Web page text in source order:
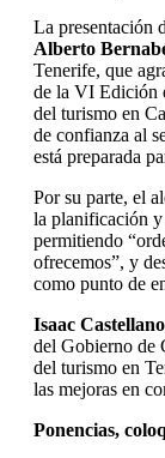
La presentación
Alberto
Tenerife, que
de la VI Edición
del turismo en
de confianza al
está preparada
Por su parte, el
la planificación y
permitiendo
ofrecemos”, y
como punto de
Isaac Castellano
del Gobierno de
del turismo en
las mejoras en
Ponencias,